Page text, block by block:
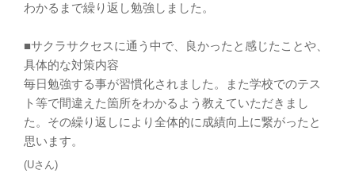
わかるまで繰り返し勉強しました。
■サクラサクセスに通う中で、良かったと感じたことや、
具体的な対策内容
毎日勉強する事が習慣化されました。また学校でのテス
ト等で間違えた箇所をわかるよう教えていただきまし
た。その繰り返しにより全体的に成績向上に繋がったと
思います。
(Uさん)